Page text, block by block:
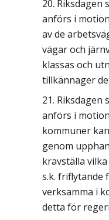
Riksdagen
anförs i
av de
vägar och
klassas och
tillkännager
Riksdagen
anförs i
kommuner
genom
kravställa
s.k. friflytande
verksamma i
detta för